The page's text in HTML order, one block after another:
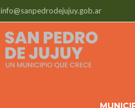
info@sanpedrodejujuy.gob.ar